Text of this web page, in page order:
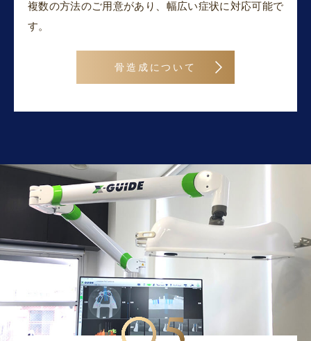
複数の方法のご用意があり、幅広い症状に対応可能で
す。
骨造成について